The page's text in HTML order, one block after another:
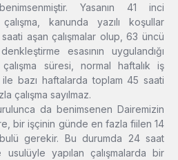
Yasanın 41 inci
kanunda yazılı koşullar
aşan çalışmalar olup, 63 üncü
esasının uygulandığı
süresi, normal haftalık iş
bazı haftalarda toplam 45 saati
çalışma sayılmaz.
da benimsenen Dairemizin
bir işçinin günde en fazla fiilen 14
gerekir. Bu durumda 24 saat
usulüyle yapılan çalışmalarda bir